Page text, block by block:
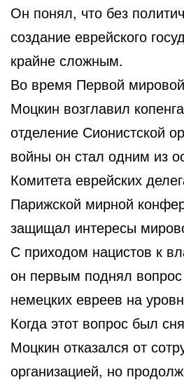
Он понял, что без
создание еврейского
крайне сложным.
Во время Первой
Моцкин возглавил
отделение Сионистской
войны он стал одним из
Комитета еврейских
Парижской мирной
защищал интересы
С приходом нацистов к
он первым поднял
немецких евреев на
Когда этот вопрос был
Моцкин отказался от
организацией, но